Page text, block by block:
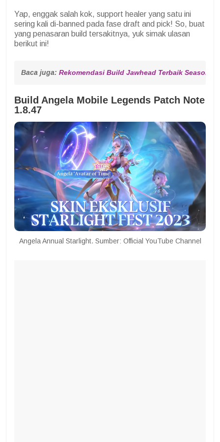
Yap, enggak salah kok, support healer yang satu ini
sering kali di-banned pada fase draft and pick! So, buat
yang penasaran build tersakitnya, yuk simak ulasan
berikut ini!
Baca juga: Rekomendasi Build Jawhead Terbaik Season 31
Build Angela Mobile Legends Patch Note
1.8.47
Angela Annual Starlight. Sumber: Official YouTube Channel